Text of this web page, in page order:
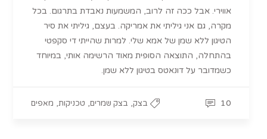
אווירי. אבל ככה זה לרוב, המשמעות נאבדת בתרגום. בכל
מקרה, גם אני גיליתי את אמריקה. בעצם, גיליתי את סיר
הטיגון ללא שמן של אמא שלי. למרות שהייתי די סקפטי
בהתחלה, התוצאה הסופית מאוד הרשימה אותי, במיוחד
כשמדובר על דונאטס בטיגון ללא שמן.
בצק, בצק שמרים, טכניקות, מאפים 10